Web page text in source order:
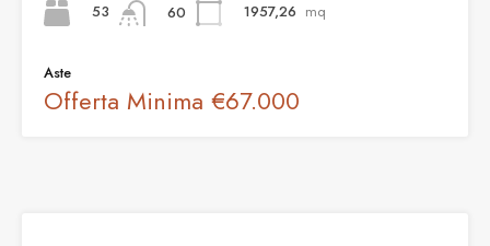
53
60
1957,26 mq
Aste
Offerta Minima €67.000